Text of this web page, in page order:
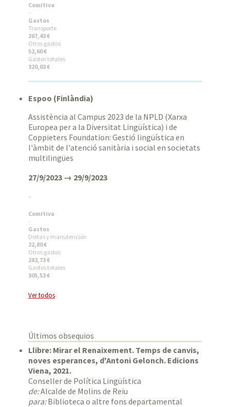
Comitiva
-
Gastos
Transporte
267,43 €
Otros gastos
52,60 €
Gastos totales
320,03 €
Espoo (Finlàndia)
Assistència al Campus 2023 de la NPLD (Xarxa
Europea per a la Diversitat Lingüística) i de
Coppieters Foundation: Gestió lingüística en
l'àmbit de l'atenció sanitària i social en societats
multilingües
27/9/2023 → 29/9/2023
-
Comitiva
-
Gastos
Dietas y manutención
22,80 €
Otros gastos
282,73 €
Gastos totales
305,53 €
Ver todos
Últimos obsequios
Llibre: Mirar el Renaixement. Temps de canvis,
noves esperances, d'Antoni Gelonch. Edicions
Viena, 2021.
Conseller de Política Lingüística
de:Alcalde de Molins de Reiu
para:Biblioteca o altre fons departamental